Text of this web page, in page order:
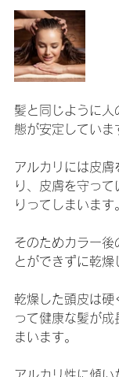
髪と同じように人
態が安定していま
アルカリには皮膚
り、皮膚を守っ
りってしまいます
そのためカラー後
とができずに乾燥
乾燥した頭皮は硬
って健康な髪が成
まいます。